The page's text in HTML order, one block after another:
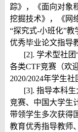
踪》，《面向对象
挖掘技术》，《网
“探究式-小班化”教
优秀毕业论文指导
[2]. 学术型社团
各类CTF竞赛（欢
2020/2024年学生社
[3]. 指导本科
竞赛、中国大学生
带领学生多次获得
教育优秀指导教师